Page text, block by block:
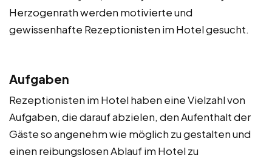
Herzogenrath werden motivierte und
gewissenhafte Rezeptionisten im Hotel gesucht.
Aufgaben
Rezeptionisten im Hotel haben eine Vielzahl von
Aufgaben, die darauf abzielen, den Aufenthalt der
Gäste so angenehm wie möglich zu gestalten und
einen reibungslosen Ablauf im Hotel zu